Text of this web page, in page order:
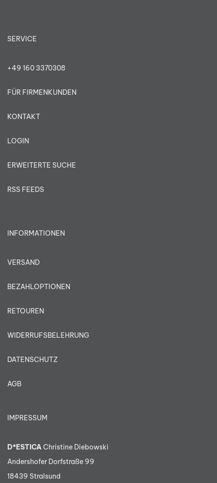
SERVICE
+49 160 3370308
FÜR FIRMENKUNDEN
KONTAKT
LOGIN
ERWEITERTE SUCHE
RSS FEEDS
INFORMATIONEN
VERSAND
BEZAHLOPTIONEN
RETOUREN
WIDERRUFSBELEHRUNG
DATENSCHUTZ
AGB
IMPRESSUM
D*ESTICAChristine Diebowski
Andershofer Dorfstraße 99
18439 Stralsund